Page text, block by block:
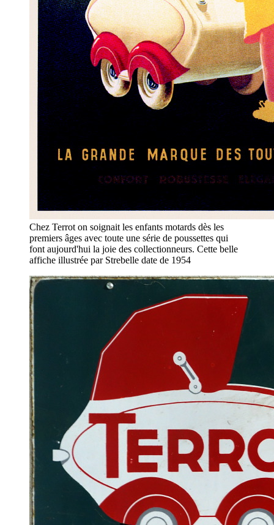
Chez Terrot on soignait les enfants motards dès les
premiers âges avec toute une série de poussettes qui
font aujourd'hui la joie des collectionneurs. Cette belle
affiche illustrée par Strebelle date de 1954